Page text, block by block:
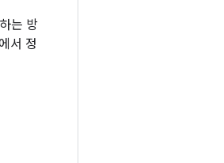
는 방
서 정